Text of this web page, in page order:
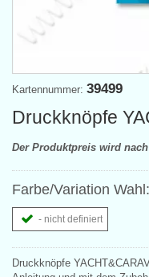
Kartennummer: 39499
Druckknöpfe
Der Produktpreis wird
Farbe/Variation Wahl:
- nicht definiert
Druckknöpfe